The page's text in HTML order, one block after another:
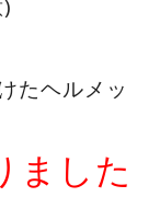
たヘルメッ
ました